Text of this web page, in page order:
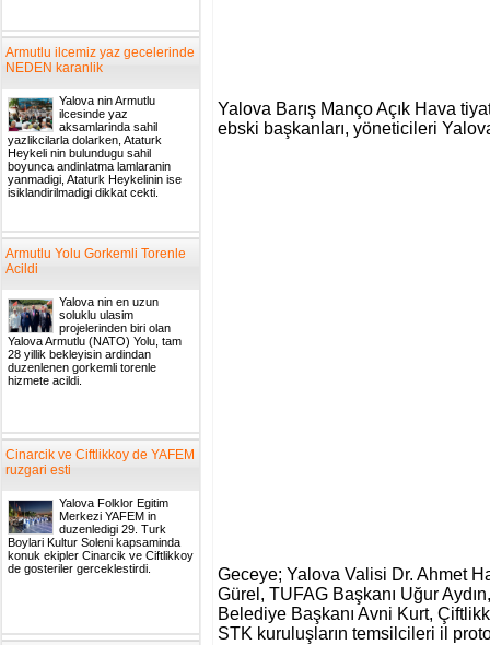
Yalova Barış Manço Açık Hava
ebski başkanları, yöneticileri
Geceye; Yalova Valisi Dr. Ahmet
Gürel, TUFAG Başkanı Uğur
Belediye Başkanı Avni Kurt,
STK kuruluşların temsilcileri il
Armutlu ilcemiz yaz gecelerinde
NEDEN karanlik
Yalova nin Armutlu
ilcesinde yaz
aksamlarinda sahil
yazlikcilarla dolarken, Ataturk
Heykeli nin bulundugu sahil
boyunca andinlatma lamlaranin
yanmadigi, Ataturk Heykelinin ise
isiklandirilmadigi dikkat cekti.
Armutlu Yolu Gorkemli Torenle
Acildi
Yalova nin en uzun
soluklu ulasim
projelerinden biri olan
Yalova Armutlu (NATO) Yolu, tam
28 yillik bekleyisin ardindan
duzenlenen gorkemli torenle
hizmete acildi.
Cinarcik ve Ciftlikkoy de YAFEM
ruzgari esti
Yalova Folklor Egitim
Merkezi YAFEM in
duzenledigi 29. Turk
Boylari Kultur Soleni kapsaminda
konuk ekipler Cinarcik ve Ciftlikkoy
de gosteriler gerceklestirdi.